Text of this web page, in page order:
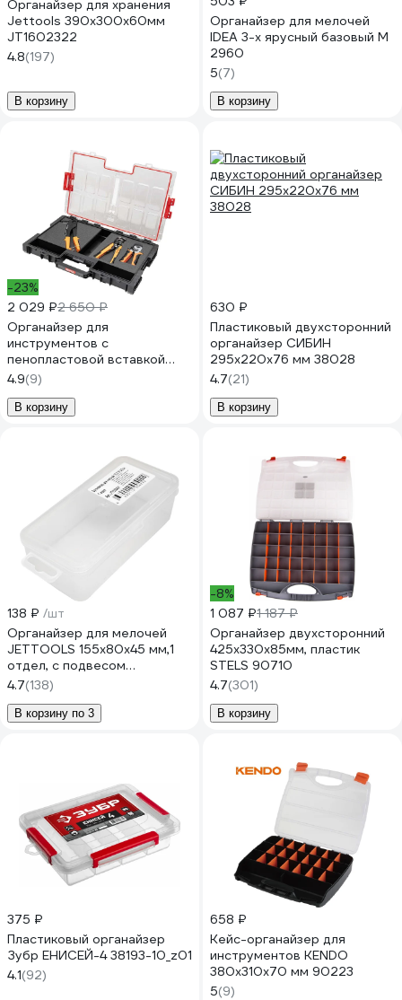
Органайзер для хранения
Jettools 390х300х60мм
JT1602322
4.8(197)
В корзину
Органайзер для мелочей
IDEA 3-х ярусный базовый М
2960
5(7)
В корзину
-23%
2 029 ₽2 650 ₽
Органайзер для
инструментов с
пенопластовой вставкой
QBRICK System ONE
Organizer L 2.0 Multilayer
Foam Inserts 2631-35
4.9(9)
В корзину
630 ₽
Пластиковый двухсторонний
органайзер СИБИН
295x220x76 мм 38028
4.7(21)
В корзину
138 ₽ /шт
Органайзер для мелочей
JETTOOLS 155x80x45 мм,1
отдел, с подвесом
JT1558451
4.7(138)
В корзину по 3
-8%
1 087 ₽1 187 ₽
Органайзер двухсторонний
425x330x85мм, пластик
STELS 90710
4.7(301)
В корзину
375 ₽
Пластиковый органайзер
Зубр ЕНИСЕЙ-4 38193-10_z01
4.1(92)
658 ₽
Кейс-органайзер для
инструментов KENDO
380x310x70 мм 90223
5(9)